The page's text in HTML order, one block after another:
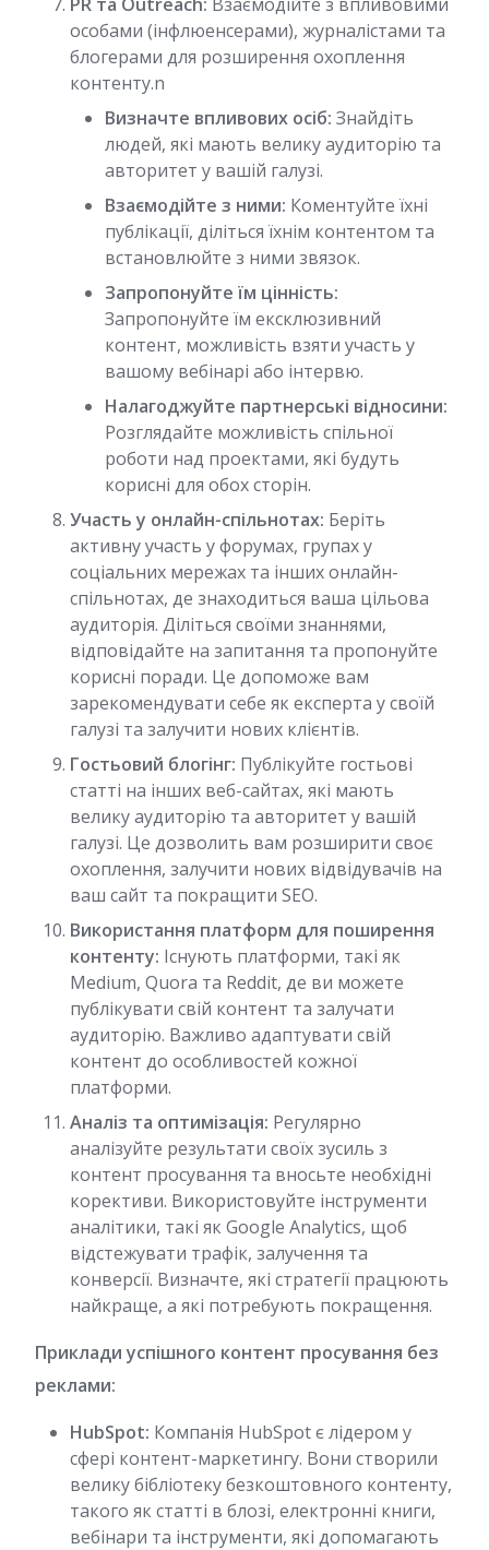
особами (інфлюенсерами), журналістами та
блогерами для розширення охоплення
контенту.n
Визначте впливових осіб: Знайдіть
людей, які мають велику аудиторію та
авторитет у вашій галузі.
Взаємодійте з ними: Коментуйте їхні
публікації, діліться їхнім контентом та
встановлюйте з ними звязок.
Запропонуйте їм цінність:
Запропонуйте їм ексклюзивний
контент, можливість взяти участь у
вашому вебінарі або інтервю.
Налагоджуйте партнерські відносини:
Розглядайте можливість спільної
роботи над проектами, які будуть
корисні для обох сторін.
Участь у онлайн-спільнотах: Беріть
активну участь у форумах, групах у
соціальних мережах та інших онлайн-
спільнотах, де знаходиться ваша цільова
аудиторія. Діліться своїми знаннями,
відповідайте на запитання та пропонуйте
корисні поради. Це допоможе вам
зарекомендувати себе як експерта у своїй
галузі та залучити нових клієнтів.
Гостьовий блогінг: Публікуйте гостьові
статті на інших веб-сайтах, які мають
велику аудиторію та авторитет у вашій
галузі. Це дозволить вам розширити своє
охоплення, залучити нових відвідувачів на
ваш сайт та покращити SEO.
Використання платформ для поширення
контенту: Існують платформи, такі як
Medium, Quora та Reddit, де ви можете
публікувати свій контент та залучати
аудиторію. Важливо адаптувати свій
контент до особливостей кожної
платформи.
Аналіз та оптимізація: Регулярно
аналізуйте результати своїх зусиль з
контент просування та вносьте необхідні
корективи. Використовуйте інструменти
аналітики, такі як Google Analytics, щоб
відстежувати трафік, залучення та
конверсії. Визначте, які стратегії працюють
найкраще, а які потребують покращення.
Приклади успішного контент просування без
реклами:
HubSpot: Компанія HubSpot є лідером у
сфері контент-маркетингу. Вони створили
велику бібліотеку безкоштовного контенту,
такого як статті в блозі, електронні книги,
вебінари та інструменти, які допомагають